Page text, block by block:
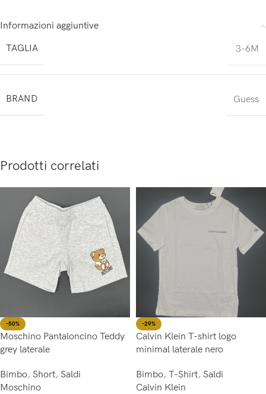
Informazioni aggiuntive
TAGLIA
3-6M
BRAND Guess
Prodotti correlati
-50%
Moschino Pantaloncino Teddy
grey laterale
Bimbo, Short, Saldi
Moschino
-29%
Calvin Klein T-shirt logo
minimal laterale nero
Bimbo, T-Shirt, Saldi
Calvin Klein